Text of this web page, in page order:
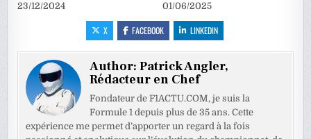
23/12/2024 01/06/2025
X FACEBOOK LINKEDIN
Author:Patrick Angler,
Rédacteur en Chef
Fondateur de F1ACTU.COM, je suis la
Formule 1 depuis plus de 35 ans. Cette
expérience me permet d’apporter un regard à la fois